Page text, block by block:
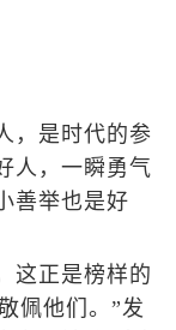
是时代的参
人，一瞬勇气
善举也是好
正是榜样的
佩他们。”发